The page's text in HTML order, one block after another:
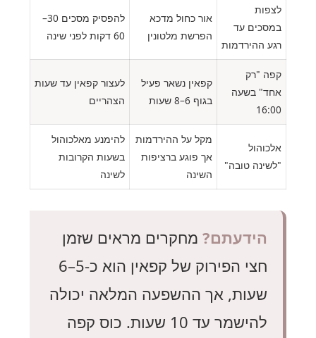
לצפות
במסכים עד
רגע ההירדמות
אור כחול מדכא
הפרשת מלטונין
להפסיק מסכים 30–
60 דקות לפני שינה
קפה "רק
אחד" בשעה
16:00
קפאין נשאר פעיל
בגוף 6–8 שעות
לעצור קפאין עד שעות
הצהריים
אלכוהול
"לשינה טובה"
מקל על ההירדמות
אך פוגע ברציפות
השינה
להימנע מאלכוהול
בשעות הקרובות
לשינה
הידעתם? מחקרים מראים שזמן
חצי הפירוק של קפאין הוא כ-5–6
שעות, אך ההשפעה המלאה יכולה
להישמר עד 10 שעות. כוס קפה